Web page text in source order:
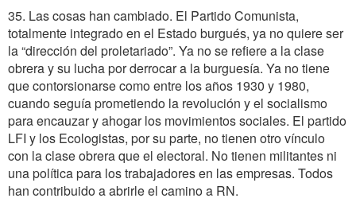
35. Las cosas han cambiado. El Partido Comunista,
totalmente integrado en el Estado burgués, ya no quiere ser
la “dirección del proletariado”. Ya no se refiere a la clase
obrera y su lucha por derrocar a la burguesía. Ya no tiene
que contorsionarse como entre los años 1930 y 1980,
cuando seguía prometiendo la revolución y el socialismo
para encauzar y ahogar los movimientos sociales. El partido
LFI y los Ecologistas, por su parte, no tienen otro vínculo
con la clase obrera que el electoral. No tienen militantes ni
una política para los trabajadores en las empresas. Todos
han contribuido a abrirle el camino a RN.